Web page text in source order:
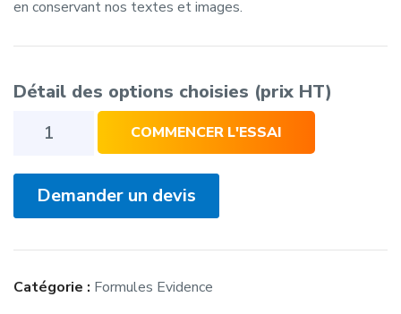
en conservant nos textes et images.
Détail des options choisies (prix HT)
Evidence
Elite
(première
COMMENCER L'ESSAI
Demander un devis
Catégorie : Formules Evidence